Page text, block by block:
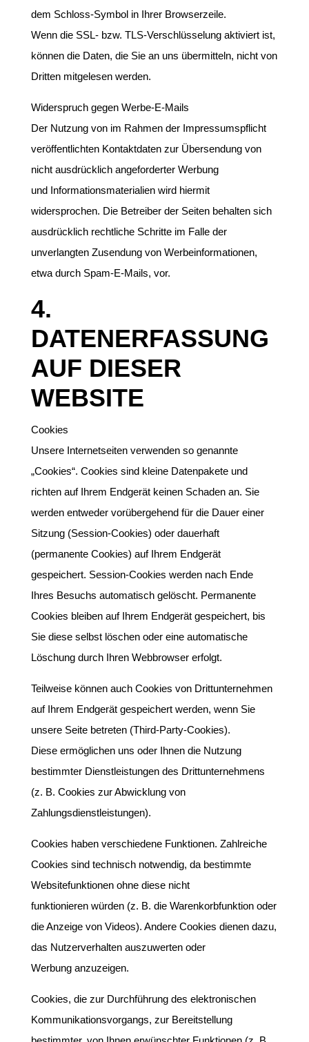
dem Schloss-Symbol in Ihrer Browserzeile.
Wenn die SSL- bzw. TLS-Verschlüsselung aktiviert ist,
können die Daten, die Sie an uns übermitteln, nicht von
Dritten mitgelesen werden.
Widerspruch gegen Werbe-E-Mails
Der Nutzung von im Rahmen der Impressumspflicht
veröffentlichten Kontaktdaten zur Übersendung von
nicht ausdrücklich angeforderter Werbung
und Informationsmaterialien wird hiermit
widersprochen. Die Betreiber der Seiten behalten sich
ausdrücklich rechtliche Schritte im Falle der
unverlangten Zusendung von Werbeinformationen,
etwa durch Spam-E-Mails, vor.
4.
DATENERFASSUNG
AUF DIESER
WEBSITE
Cookies
Unsere Internetseiten verwenden so genannte
„Cookies“. Cookies sind kleine Datenpakete und
richten auf Ihrem Endgerät keinen Schaden an. Sie
werden entweder vorübergehend für die Dauer einer
Sitzung (Session-Cookies) oder dauerhaft
(permanente Cookies) auf Ihrem Endgerät
gespeichert. Session-Cookies werden nach Ende
Ihres Besuchs automatisch gelöscht. Permanente
Cookies bleiben auf Ihrem Endgerät gespeichert, bis
Sie diese selbst löschen oder eine automatische
Löschung durch Ihren Webbrowser erfolgt.
Teilweise können auch Cookies von Drittunternehmen
auf Ihrem Endgerät gespeichert werden, wenn Sie
unsere Seite betreten (Third-Party-Cookies).
Diese ermöglichen uns oder Ihnen die Nutzung
bestimmter Dienstleistungen des Drittunternehmens
(z. B. Cookies zur Abwicklung von
Zahlungsdienstleistungen).
Cookies haben verschiedene Funktionen. Zahlreiche
Cookies sind technisch notwendig, da bestimmte
Websitefunktionen ohne diese nicht
funktionieren würden (z. B. die Warenkorbfunktion oder
die Anzeige von Videos). Andere Cookies dienen dazu,
das Nutzerverhalten auszuwerten oder
Werbung anzuzeigen.
Cookies, die zur Durchführung des elektronischen
Kommunikationsvorgangs, zur Bereitstellung